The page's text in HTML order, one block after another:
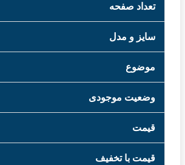
تعداد صفحه
سایز و مدل
موضوع
وضعیت موجودی
قیمت
قیمت با تخفیف